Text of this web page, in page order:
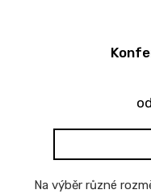
od
Na výběr různé